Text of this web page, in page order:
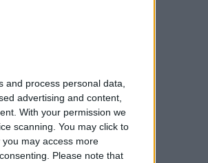
process personal data,
advertising and content,
With your permission we
scanning. You may click to
may access more
Please note that